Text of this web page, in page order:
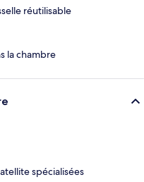
réutilisable
la chambre
spécialisées